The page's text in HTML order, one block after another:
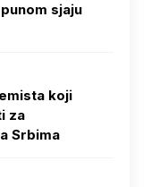
sjaju
koji
za
Srbima